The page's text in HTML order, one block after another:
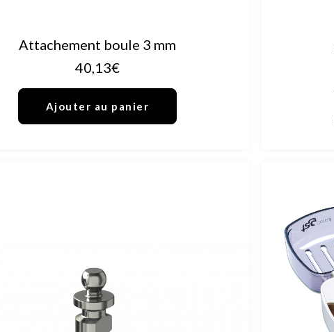
AJOUTER AU PANIER
Attachement boule 3 mm
40,13€
Ajouter au panier